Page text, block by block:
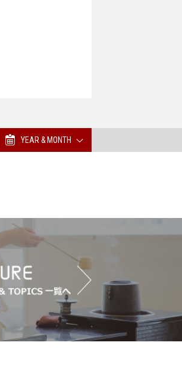
YEAR & MONTH